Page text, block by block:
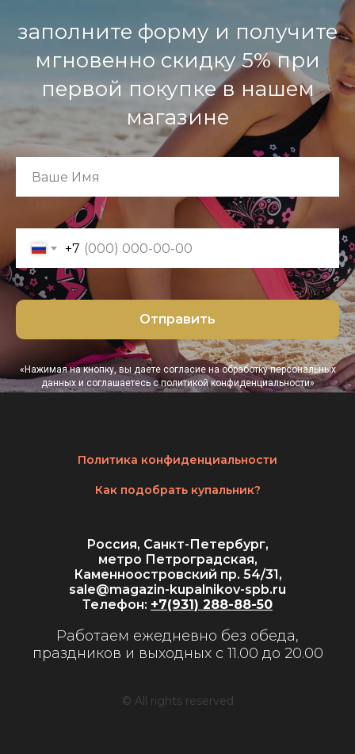
заполните форму и получите
мгновенно скидку 5% при
первой покупке в нашем
магазине
+7
Отправить
«Нажимая на кнопку, вы даете согласие на обработку персональных
данных и соглашаетесь c политикой конфиденциальности»
Политика конфиденциальности
Как подобрать купальник?
Россия, Санкт-Петербург,
метро Петроградская,
Каменноостровский пр. 54/31,
sale@magazin-kupalnikov-spb.ru
Телефон: +7(931) 288-88-50
Работаем ежедневно без обеда,
праздников и выходных с 11.00 до 20.00
© All rights reserved